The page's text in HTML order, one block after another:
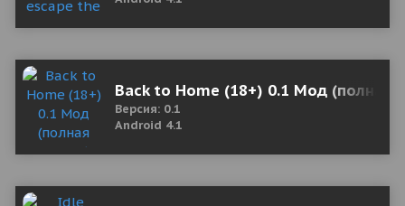
Back to Home (18+) 0.1 Мод (полная
Версия: 0.1
Android 4.1